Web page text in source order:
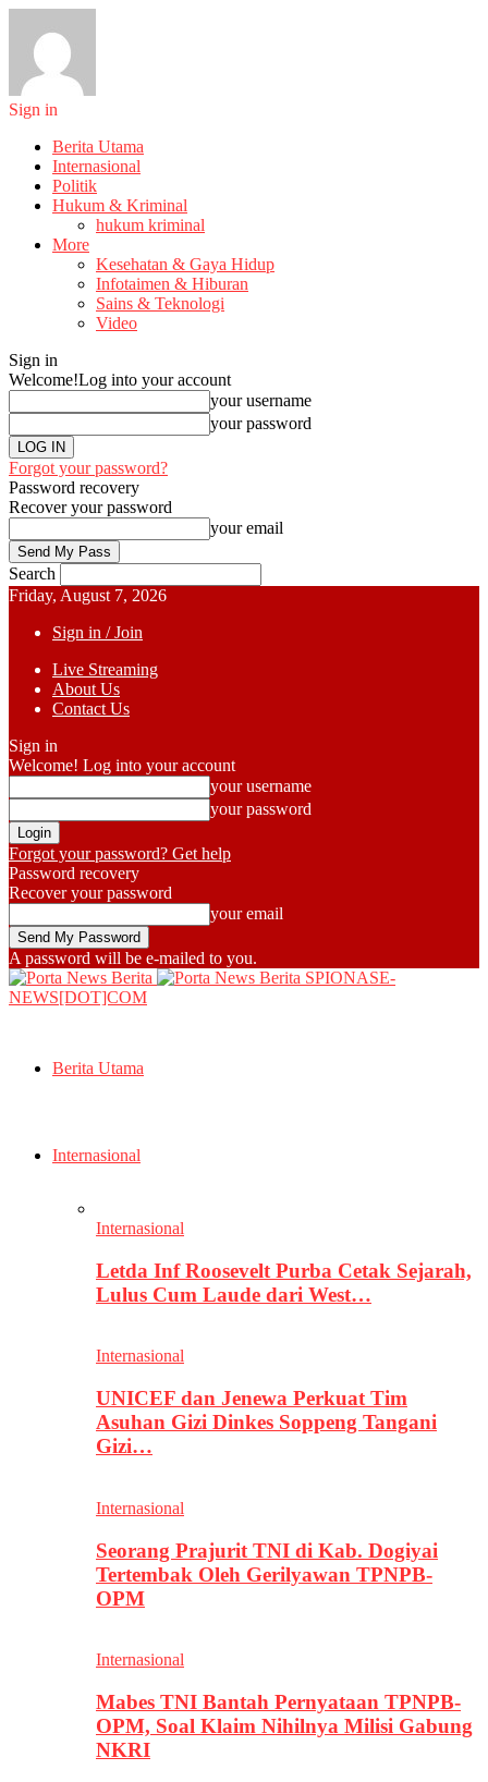
Sign in
Berita Utama
Internasional
Politik
Hukum & Kriminal
hukum kriminal
More
Kesehatan & Gaya Hidup
Infotaimen & Hiburan
Sains & Teknologi
Video
Sign in
Welcome!Log into your account
your username
your password
Forgot your password?
Password recovery
Recover your password
your email
Search
Friday, August 7, 2026
Sign in / Join
Live Streaming
About Us
Contact Us
Sign in
Welcome! Log into your account
your username
your password
Forgot your password? Get help
Password recovery
Recover your password
your email
A password will be e-mailed to you.
SPIONASE-
NEWS[DOT]COM
Berita Utama
Internasional
Internasional
Letda Inf Roosevelt Purba Cetak Sejarah,
Lulus Cum Laude dari West…
Internasional
UNICEF dan Jenewa Perkuat Tim
Asuhan Gizi Dinkes Soppeng Tangani
Gizi…
Internasional
Seorang Prajurit TNI di Kab. Dogiyai
Tertembak Oleh Gerilyawan TPNPB-
OPM
Internasional
Mabes TNI Bantah Pernyataan TPNPB-
OPM, Soal Klaim Nihilnya Milisi Gabung
NKRI